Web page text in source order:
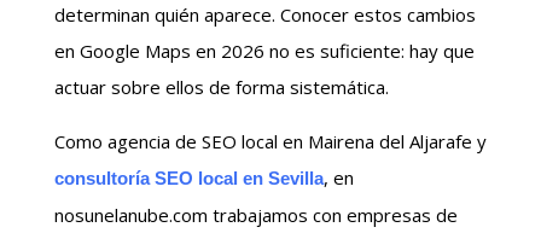
determinan quién aparece. Conocer estos cambios
en Google Maps en 2026 no es suficiente: hay que
actuar sobre ellos de forma sistemática.
Como agencia de SEO local en Mairena del Aljarafe y
consultoría SEO local en Sevilla, en
nosunelanube.com trabajamos con empresas de